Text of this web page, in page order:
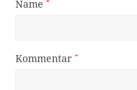
Name*
Kommentar*